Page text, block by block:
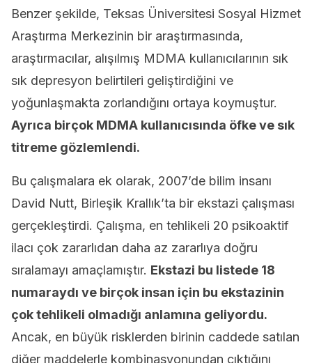
Benzer şekilde, Teksas Üniversitesi Sosyal Hizmet
Araştırma Merkezinin bir araştırmasında,
araştırmacılar, alışılmış MDMA kullanıcılarının sık
sık depresyon belirtileri geliştirdiğini ve
yoğunlaşmakta zorlandığını ortaya koymuştur.
Ayrıca birçok MDMA kullanıcısında öfke ve sık
titreme gözlemlendi.
Bu çalışmalara ek olarak, 2007’de bilim insanı
David Nutt, Birleşik Krallık’ta bir ekstazi çalışması
gerçekleştirdi. Çalışma, en tehlikeli 20 psikoaktif
ilacı çok zararlıdan daha az zararlıya doğru
sıralamayı amaçlamıştır. Ekstazi bu listede 18
numaraydı ve birçok insan için bu ekstazinin
çok tehlikeli olmadığı anlamına geliyordu.
Ancak, en büyük risklerden birinin caddede satılan
diğer maddelerle kombinasyonundan çıktığını